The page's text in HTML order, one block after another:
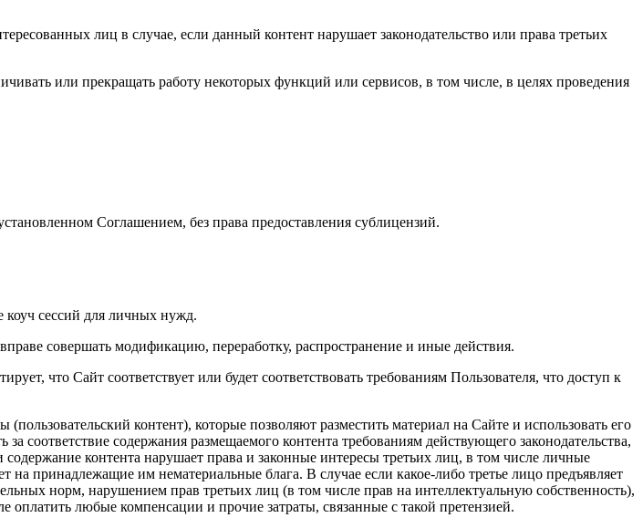
лиц в случае, если данный контент нарушает законодательство или права третьих
или прекращать работу некоторых функций или сервисов, в том числе, в целях проведения
Соглашением, без права предоставления сублицензий.
коуч сессий для личных нужд.
совершать модификацию, переработку, распространение и иные действия.
что Сайт соответствует или будет соответствовать требованиям Пользователя, что доступ к
контент), которые позволяют разместить материал на Сайте и использовать его
соответствие содержания размещаемого контента требованиям действующего законодательства,
контента нарушает права и законные интересы третьих лиц, в том числе личные
принадлежащие им нематериальные блага. В случае если какое-либо третье лицо предъявляет
норм, нарушением прав третьих лиц (в том числе прав на интеллектуальную собственность),
оплатить любые компенсации и прочие затраты, связанные с такой претензией.